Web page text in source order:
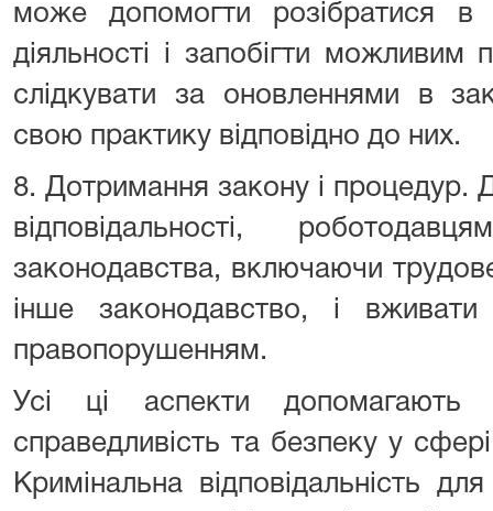
може допомогти розібратися в
діяльності і запобігти
слідкувати за оновленнями в
свою практику відповідно до них.
8. Дотримання закону і процедур.
відповідальності,
законодавства, включаючи
інше законодавство, і вживати
правопорушенням.
Усі ці аспекти допомагають
справедливість та безпеку у
Кримінальна відповідальність